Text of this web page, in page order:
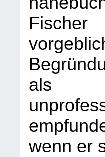
als
wenn er